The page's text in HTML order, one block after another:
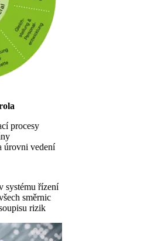
procesy
úrovni vedení
systému řízení
směrnic
rizik